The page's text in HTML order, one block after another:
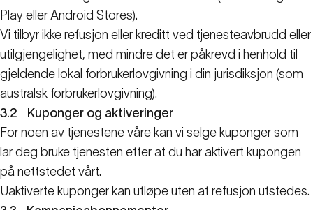
Play eller Android Stores).
Vi tilbyr ikke refusjon eller kreditt ved tjenesteavbrudd eller
utilgjengelighet, med mindre det er påkrevd i henhold til
gjeldende lokal forbrukerlovgivning i din jurisdiksjon (som
australsk forbrukerlovgivning).
3.2
Kuponger og aktiveringer
For noen av tjenestene våre kan vi selge kuponger som
lar deg bruke tjenesten etter at du har aktivert kupongen
på nettstedet vårt.
Uaktiverte kuponger kan utløpe uten at refusjon utstedes.